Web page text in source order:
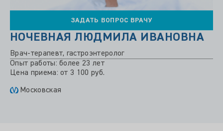
ЗАДАТЬ ВОПРОС ВРАЧУ
НОЧЕВНАЯ ЛЮДМИЛА ИВАНОВНА
Врач-терапевт, гастроэнтеролог
Опыт работы: более 23 лет
Цена приема: от 3 100 руб.
Московская